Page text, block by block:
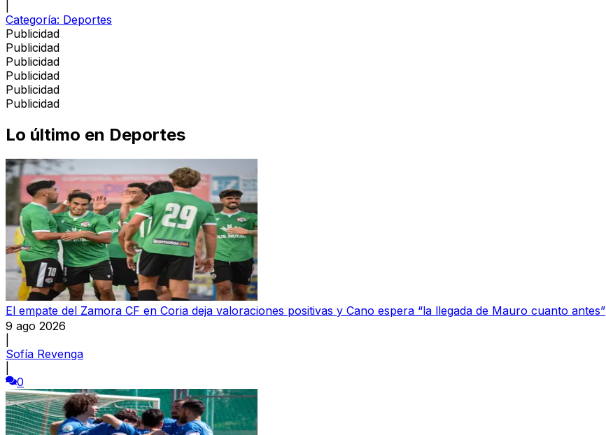
Categoría: Deportes
Publicidad
Publicidad
Publicidad
Publicidad
Publicidad
Publicidad
Lo último en Deportes
El empate del Zamora CF en Coria deja valoraciones positivas y Cano espera “la llegada de Mauro cuanto antes”
9 ago 2026
Sofía Revenga
0